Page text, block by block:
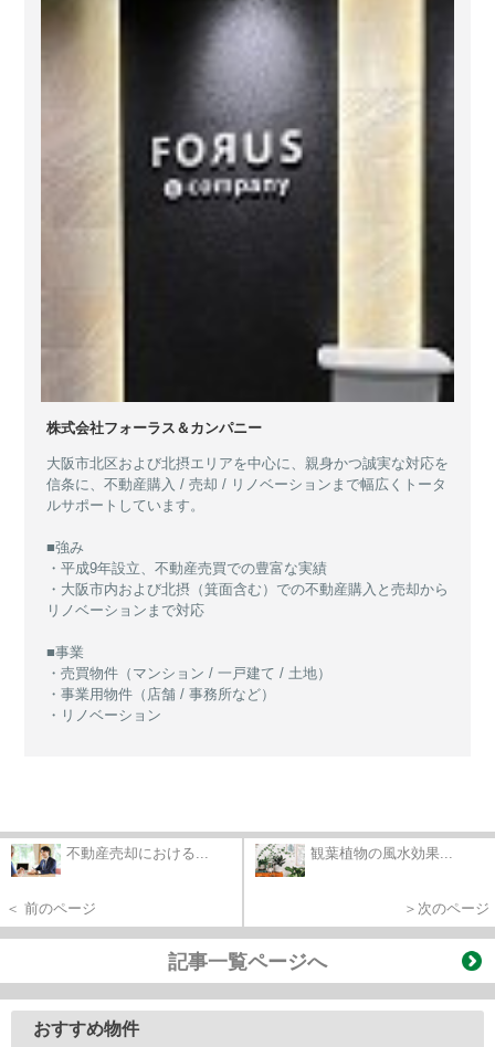
株式会社フォーラス＆カンパニー
大阪市北区および北摂エリアを中心に、親身かつ誠実な対応を
信条に、不動産購入 / 売却 / リノベーションまで幅広くトータ
ルサポートしています。
■強み
・平成9年設立、不動産売買での豊富な実績
・大阪市内および北摂（箕面含む）での不動産購入と売却から
リノベーションまで対応
■事業
・売買物件（マンション / 一戸建て / 土地）
・事業用物件（店舗 / 事務所など）
・リノベーション
不動産売却における...
＜ 前のページ
観葉植物の風水効果...
＞次のページ
記事一覧ページへ
おすすめ物件